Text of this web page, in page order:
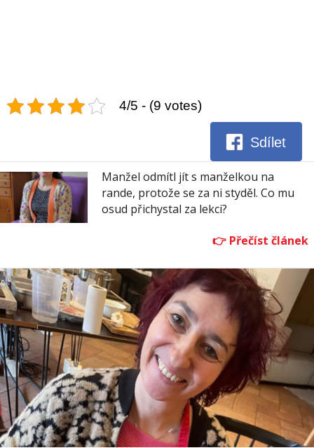
4/5 - (9 votes)
Sdílet
Manžel odmítl jít s manželkou na
rande, protože se za ni styděl. Co mu
osud přichystal za lekci?